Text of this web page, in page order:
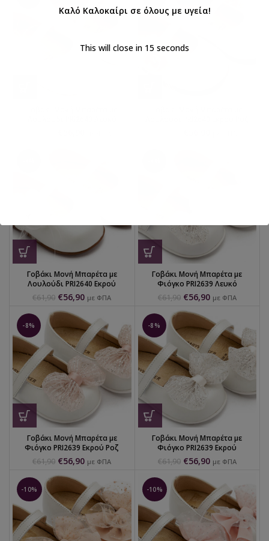
Γοβάκι Μονή Μπαρέτα με
Λουλούδι PRI2640 Εκρού
€61,90 €56,90 με ΦΠΑ
Γοβάκι Μονή Μπαρέτα με
Φιόγκο PRI2639 Λευκό
€61,90 €56,90 με ΦΠΑ
-8%
Γοβάκι Μονή Μπαρέτα με
Φιόγκο PRI2639 Εκρού Ροζ
€61,90 €56,90 με ΦΠΑ
-8%
Γοβάκι Μονή Μπαρέτα με
Φιόγκο PRI2639 Εκρού
€61,90 €56,90 με ΦΠΑ
-10% -10%
Καλό Καλοκαίρι σε όλους με υγεία!
This will close in 14 seconds